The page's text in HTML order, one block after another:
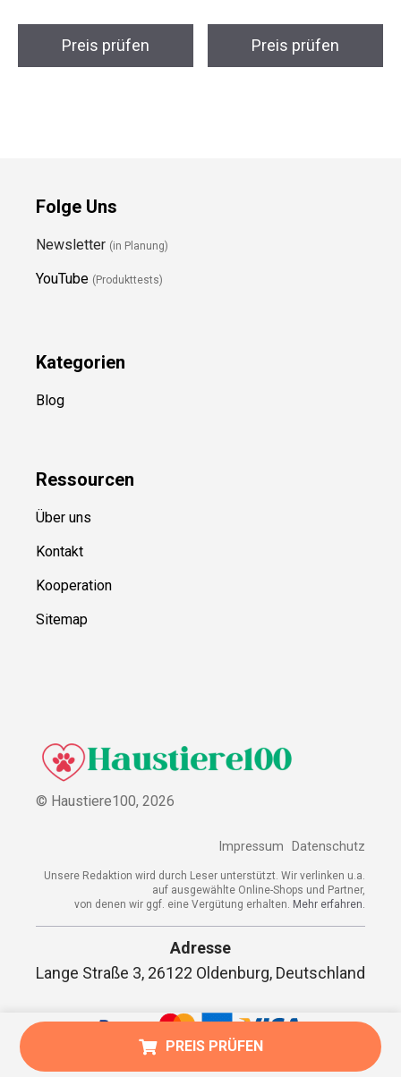
Preis prüfen Preis prüfen
PREIS PRÜFEN
Folge Uns
Newsletter (in Planung)
YouTube (Produkttests)
Kategorien
Blog
Ressourcen
Über uns
Kontakt
Kooperation
Sitemap
© Haustiere100, 2026
Impressum Datenschutz
Unsere Redaktion wird durch Leser unterstützt. Wir verlinken u.a.
auf ausgewählte Online-Shops und Partner,
von denen wir ggf. eine Vergütung erhalten. Mehr erfahren.
Adresse
Lange Straße 3, 26122 Oldenburg, Deutschland